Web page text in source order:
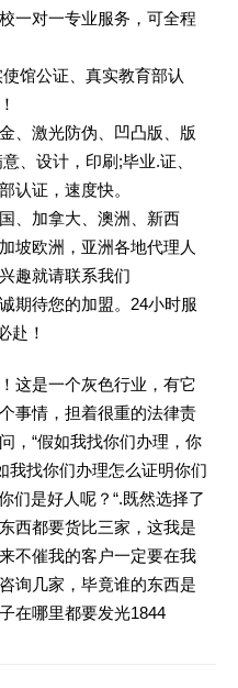
一对一专业服务，可全程
馆公证、真实教育部认
、激光防伪、凹凸版、版
、设计，印刷;毕业.证、
认证，速度快。
、加拿大、澳洲、新西
坡欧洲，亚洲各地代理人
趣就请联系我们
期待您的加盟。24小时服
赴！
这是一个灰色行业，有它
事情，担着很重的法律责
，“假如我找你们办理，你
我找你们办理怎么证明你们
们是好人呢？“.既然选择了
西都要货比三家，这我是
不催我的客户一定要在我
询几家，毕竟谁的东西是
在哪里都要发光1844